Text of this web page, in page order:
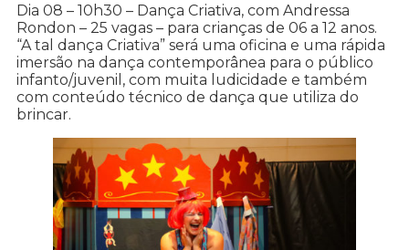
Dia 08 – 10h30 – Dança Criativa, com Andressa
Rondon – 25 vagas – para crianças de 06 a 12 anos.
“A tal dança Criativa” será uma oficina e uma rápida
imersão na dança contemporânea para o público
infanto/juvenil, com muita ludicidade e também
com conteúdo técnico de dança que utiliza do
brincar.